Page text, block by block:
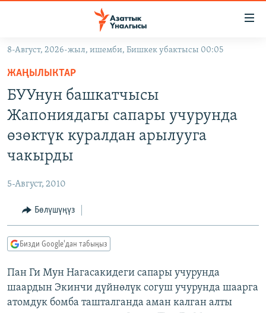
Навигацияга
өтүңүз
Издөөгө
салыңыз
КЫРГЫЗСТАН
КЫРГЫЗСТАН
БҮГҮН АЗАТТЫКТА
ЭКСПЕРТТЕР ТАЛДАЙТ
БИЗ ЖАНА ДҮЙНӨ
ЭЖЕ-СИҢДИЛЕР
АЗАТТЫК+
ПОДКАСТ
ӨЗГӨЧӨ ПИКИР
Русский
ОНЛАЙН ШЕРИНЕ
8-Август, 2026-жыл, ишемби, Бишкек убактысы 00:05
ЖАҢЫЛЫКТАР
БУУнун башкатчысы
Жапониядагы сапары учурунда
өзөктүк куралдан арылууга
чакырды
5-Август, 2010
Бөлүшүңүз
Бизди Google'дан табыңыз
Пан Ги Мун Нагасакидеги сапары учурунда
шаардын Экинчи дүйнөлүк согуш учурунда шаарга
атомдук бомба ташталганда аман калган алты